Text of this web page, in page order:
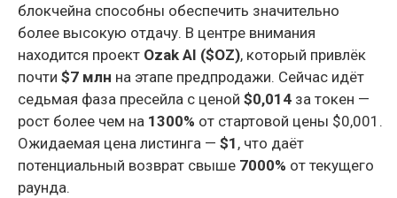
блокчейна способны обеспечить значительно
более высокую отдачу. В центре внимания
находится проект Ozak AI ($OZ), который привлёк
почти $7 млн на этапе предпродажи. Сейчас идёт
седьмая фаза пресейла с ценой $0,014 за токен —
рост более чем на 1300% от стартовой цены $0,001.
Ожидаемая цена листинга — $1 , что даёт
потенциальный возврат свыше 7000% от текущего
раунда.